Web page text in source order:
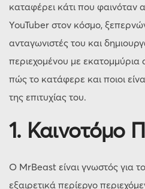
καταφέρει κάτι που φαινόταν
YouTuber στον κόσμο,
ανταγωνιστές του και
περιεχομένου με
πώς το κατάφερε και ποιοι
της επιτυχίας του.
1. Καινοτόμο
Ο MrBeast είναι γνωστός για
εξαιρετικά περίεργο